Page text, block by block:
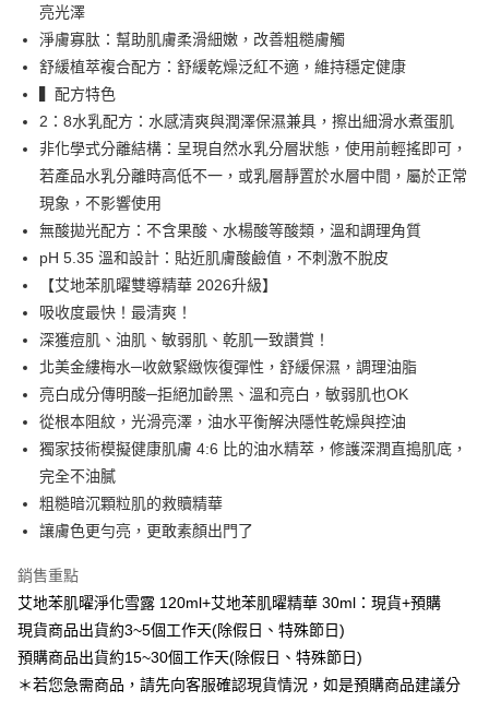
【注意事項】
1.本服務係由「台灣大哥大股份有限公司」（以下簡稱本公司）所提供，讓
用戶於交易時，得透過本服務購買商品或服務，並由商店將買賣／分期付款
買賣價金債權讓與本公司後，依約使用本公司帳單繳交帳款。
資料（包含姓名、電話或地址）提供予台灣大哥大進項蒐集、處理及利用，
由本公司與您本人進行分期帳單所需資料之確認、核對及更正。
3.完整用戶服務條款，請詳閱以下連結：https://oppay.tw/userRule
免運費
付款後萊爾富取貨免運
免運費
7-11取貨付款免運
免運費
免運費
宅配
每筆NT$80，滿NT$888(含以上)免運費
宅配免運
免運費
離島
每筆NT$220
國家/地區配送
亮光澤
淨膚寡肽：幫助肌膚柔滑細嫩，改善粗糙膚觸
舒緩植萃複合配方：舒緩乾燥泛紅不適，維持穩定健康
▍配方特色
2：8水乳配方：水感清爽與潤澤保濕兼具，擦出細滑水煮蛋肌
非化學式分離結構：呈現自然水乳分層狀態，使用前輕搖即可，
若產品水乳分離時高低不一，或乳層靜置於水層中間，屬於正常
現象，不影響使用
無酸拋光配方：不含果酸、水楊酸等酸類，溫和調理角質
pH 5.35 溫和設計：貼近肌膚酸鹼值，不刺激不脫皮
【艾地苯肌曜雙導精華 2026升級】
吸收度最快！最清爽！
深獲痘肌、油肌、敏弱肌、乾肌一致讚賞！
北美金縷梅水─收斂緊緻恢復彈性，舒緩保濕，調理油脂
亮白成分傳明酸─拒絕加齡黑、溫和亮白，敏弱肌也OK
從根本阻紋，光滑亮澤，油水平衡解決隱性乾燥與控油
獨家技術模擬健康肌膚 4:6 比的油水精萃，修護深潤直搗肌底，
完全不油膩
粗糙暗沉顆粒肌的救贖精華
讓膚色更勻亮，更敢素顏出門了
銷售重點
艾地苯肌曜淨化雪露 120ml+艾地苯肌曜精華 30ml：現貨+預購
現貨商品出貨約3~5個工作天(除假日、特殊節日)
預購商品出貨約15~30個工作天(除假日、特殊節日)
＊若您急需商品，請先向客服確認現貨情況，如是預購商品建議分